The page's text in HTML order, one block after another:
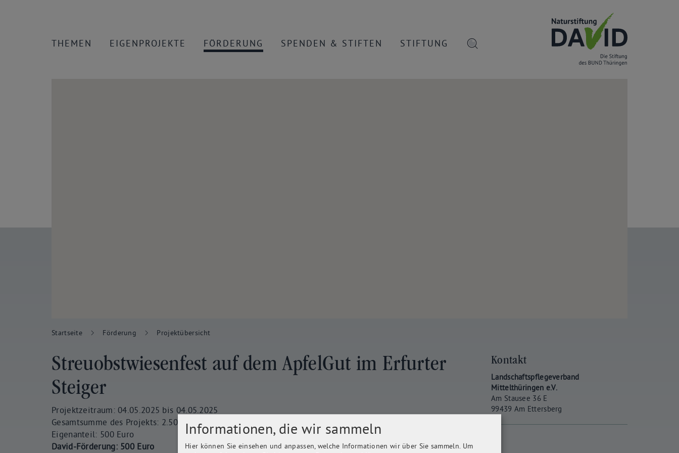
THEMEN EIGENPROJEKTE FÖRDERUNG SPENDEN & STIFTEN STIFTUNG
Startseite Förderung Projektübersicht
Streuobstwiesenfest auf dem ApfelGut im Erfurter
Steiger
Projektzeitraum: 04.05.2025 bis 04.05.2025
Gesamtsumme des Projekts: 2.500 Euro
Eigenanteil: 500 Euro
David-Förderung: 500 Euro
Kontakt
Landschaftspflegeverband
Mittelthüringen e.V.
Am Stausee 36 E
99439 Am Ettersberg
Informationen, die wir sammeln
Hier können Sie einsehen und anpassen, welche Informationen wir über Sie sammeln. Um